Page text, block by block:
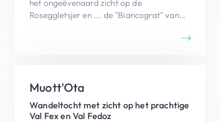
het ongeëvenaard zicht op de
Roseggletsjer en ... de "Biancograt" van
Muott'Ota
Wandeltocht met zicht op het prachtige
Val Fex en Val Fedoz